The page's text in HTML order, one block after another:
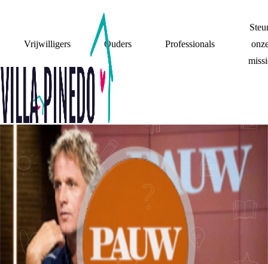
Vrijwilligers Ouders Professionals
VILLA PINEDO
JONGEREN BIJ